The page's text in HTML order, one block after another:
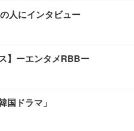
人にインタビュー
】ーエンタメRBBー
国ドラマ」